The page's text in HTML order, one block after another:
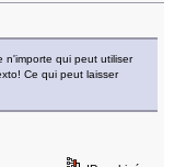
n'importe qui peut utiliser
Ce qui peut laisser